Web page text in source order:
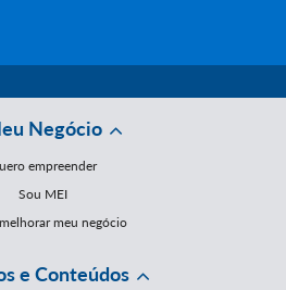
Negócio
empreender
Sou MEI
meu negócio
e Conteúdos